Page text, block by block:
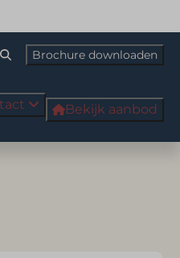
Brochure downloaden
Bekijk aanbod